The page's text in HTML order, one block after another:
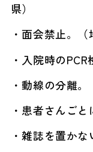
県）
・面会禁止。（
・入院時の
・動線の分離。
・患者さんごと
・雑誌を置かな